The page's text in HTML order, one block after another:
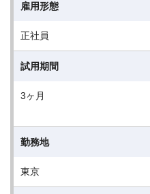
雇用形態
正社員
試用期間
3ヶ月
勤務地
東京